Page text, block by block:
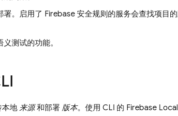
署。启用了 Firebase 安全规则的服务会查找项目
测试的功能。
本地 来源和部署 版本。使用 CLI 的 Firebase